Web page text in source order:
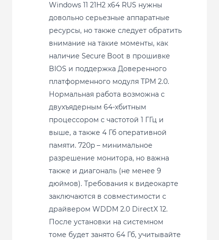
Windows 11 21H2 x64 RUS нужны
довольно серьезные аппаратные
ресурсы, но также следует обратить
внимание на такие моменты, как
наличие Secure Boot в прошивке
BIOS и поддержка Доверенного
платформенного модуля TPM 2.0.
Нормальная работа возможна с
двухъядерным 64-хбитным
процессором с частотой 1 ГГц и
выше, а также 4 Гб оперативной
памяти. 720p – минимальное
разрешение монитора, но важна
также и диагональ (не менее 9
дюймов). Требования к видеокарте
заключаются в совместимости с
драйвером WDDM 2.0 DirectX 12.
После установки на системном
томе будет занято 64 Гб, учитывайте